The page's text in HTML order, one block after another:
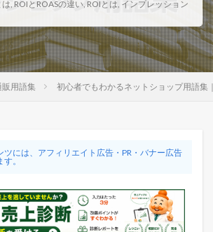
は, ROIとROASの違い, ROIとは, インプレッション
販用語集 初心者でもわかるネットショップ用語集
ツには、アフィリエイト広告・PR・バナー広告
。